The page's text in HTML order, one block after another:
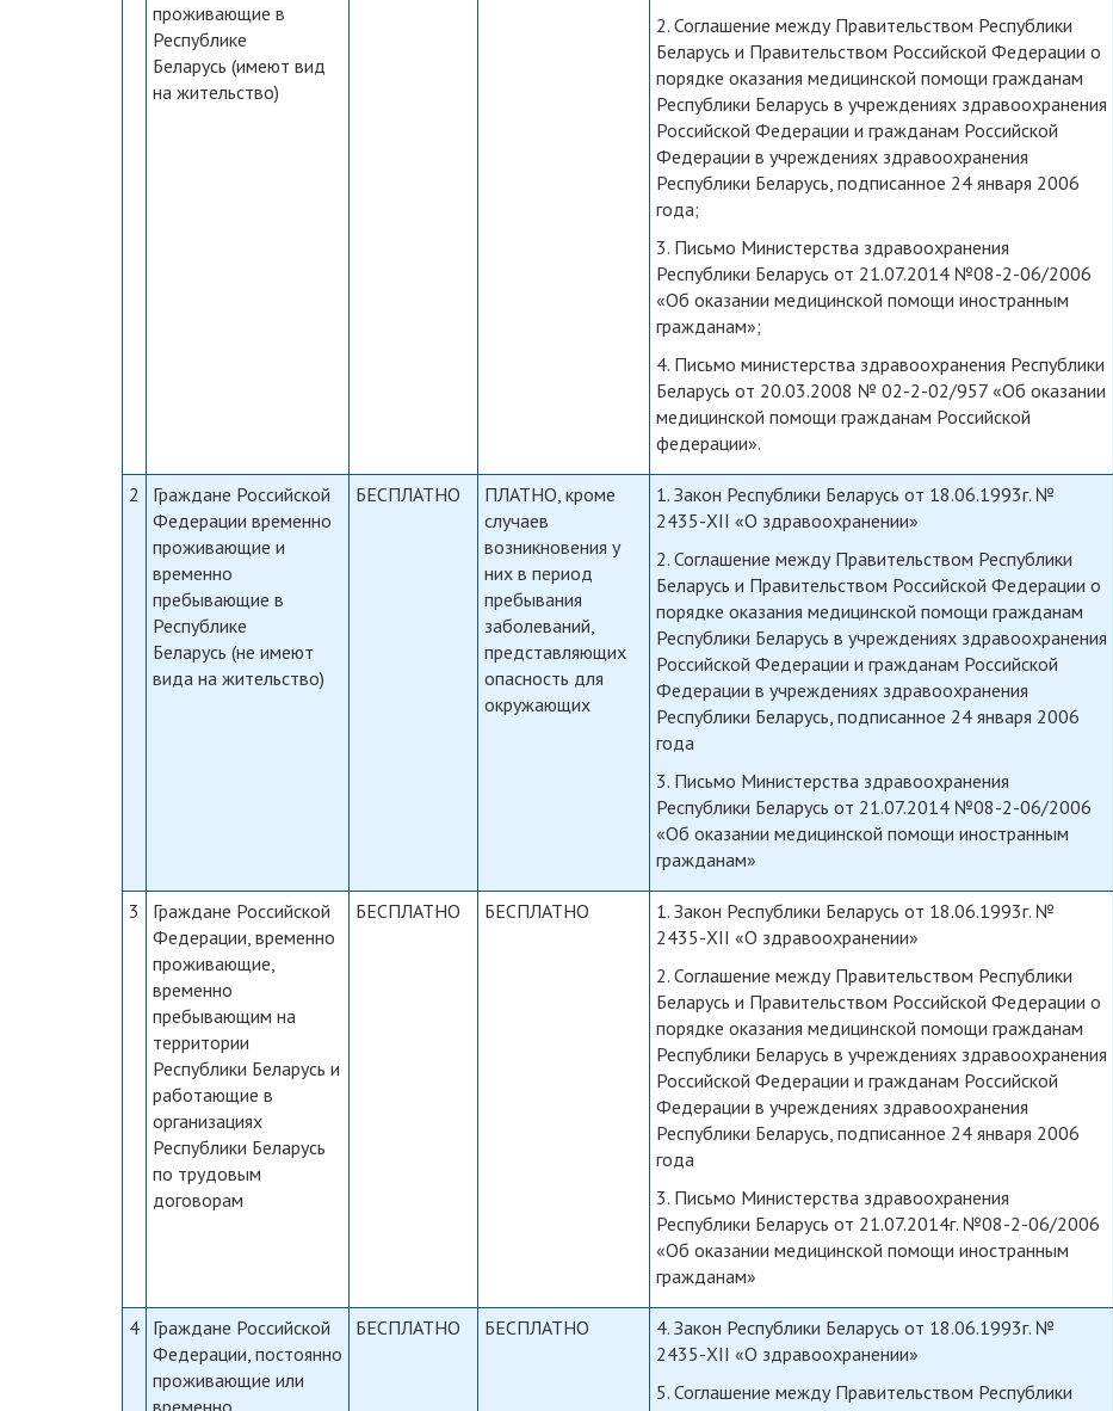
проживающие в
Республике
Беларусь (имеют вид
на жительство)
2. Соглашение между Правительством Республики
Беларусь и Правительством Российской Федерации о
порядке оказания медицинской помощи гражданам
Республики Беларусь в учреждениях здравоохранения
Российской Федерации и гражданам Российской
Федерации в учреждениях здравоохранения
Республики Беларусь, подписанное 24 января 2006
года;
3. Письмо Министерства здравоохранения
Республики Беларусь от 21.07.2014 №08-2-06/2006
«Об оказании медицинской помощи иностранным
гражданам»;
4. Письмо министерства здравоохранения Республики
Беларусь от 20.03.2008 № 02-2-02/957 «Об оказании
медицинской помощи гражданам Российской
федерации».
2
Граждане Российской
Федерации временно
проживающие и
временно
пребывающие в
Республике
Беларусь (не имеют
вида на жительство)
БЕСПЛАТНО
ПЛАТНО, кроме
случаев
возникновения у
них в период
пребывания
заболеваний,
представляющих
опасность для
окружающих
1. Закон Республики Беларусь от 18.06.1993г. №
2435-XII «О здравоохранении»
2. Соглашение между Правительством Республики
Беларусь и Правительством Российской Федерации о
порядке оказания медицинской помощи гражданам
Республики Беларусь в учреждениях здравоохранения
Российской Федерации и гражданам Российской
Федерации в учреждениях здравоохранения
Республики Беларусь, подписанное 24 января 2006
года
3. Письмо Министерства здравоохранения
Республики Беларусь от 21.07.2014 №08-2-06/2006
«Об оказании медицинской помощи иностранным
гражданам»
3
Граждане Российской
Федерации, временно
проживающие,
временно
пребывающим на
территории
Республики Беларусь и
работающие в
организациях
Республики Беларусь
по трудовым
договорам
БЕСПЛАТНО БЕСПЛАТНО
1. Закон Республики Беларусь от 18.06.1993г. №
2435-XII «О здравоохранении»
2. Соглашение между Правительством Республики
Беларусь и Правительством Российской Федерации о
порядке оказания медицинской помощи гражданам
Республики Беларусь в учреждениях здравоохранения
Российской Федерации и гражданам Российской
Федерации в учреждениях здравоохранения
Республики Беларусь, подписанное 24 января 2006
года
3. Письмо Министерства здравоохранения
Республики Беларусь от 21.07.2014г. №08-2-06/2006
«Об оказании медицинской помощи иностранным
гражданам»
4 Граждане Российской
Федерации, постоянно
проживающие или
временно
БЕСПЛАТНО БЕСПЛАТНО
4. Закон Республики Беларусь от 18.06.1993г. №
2435-XII «О здравоохранении»
5. Соглашение между Правительством Республики